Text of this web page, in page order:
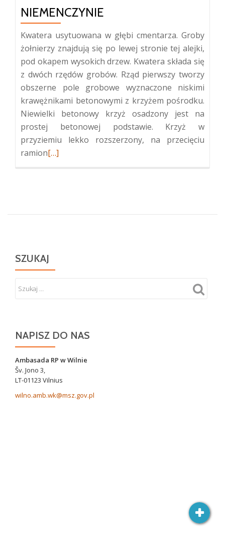
NIEMENCZYNIE
Kwatera usytuowana w głębi cmentarza. Groby
żołnierzy znajdują się po lewej stronie tej alejki,
pod okapem wysokich drzew. Kwatera składa się
z dwóch rzędów grobów. Rząd pierwszy tworzy
obszerne pole grobowe wyznaczone niskimi
krawężnikami betonowymi z krzyżem pośrodku.
Niewielki betonowy krzyż osadzony jest na
prostej betonowej podstawie. Krzyż w
przyziemiu lekko rozszerzony, na przecięciu
ramionWięcej
[…]
SZUKAJ
NAPISZ DO NAS
Ambasada RP w Wilnie
Šv. Jono 3,
LT-01123 Vilnius
wilno.amb.wk@msz.gov.pl